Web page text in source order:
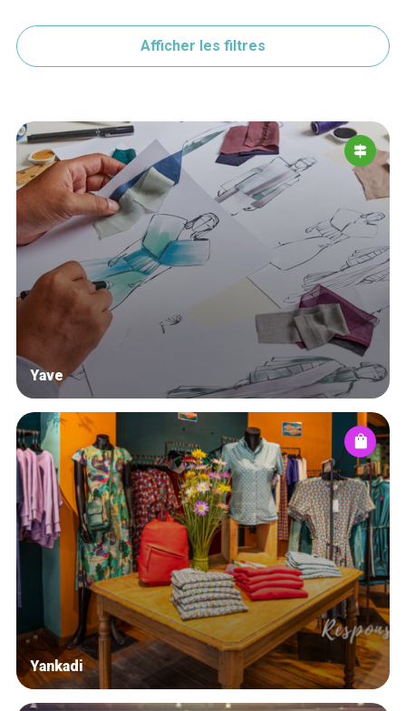
Afficher les filtres
Yave
Yankadi